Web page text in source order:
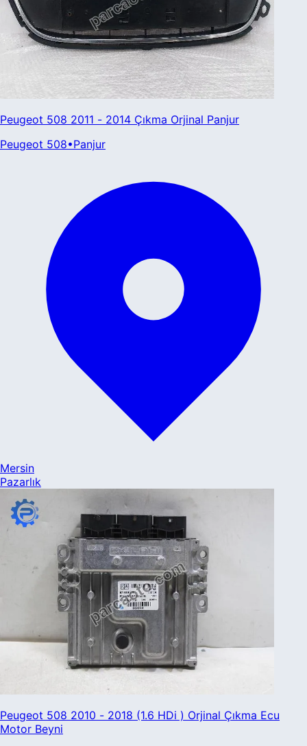
Peugeot 508 2011 - 2014 Çıkma Orjinal Panjur
Peugeot 508•Panjur
Mersin
Pazarlık
Peugeot 508 2010 - 2018 (1.6 HDi ) Orjinal Çıkma Ecu
Motor Beyni